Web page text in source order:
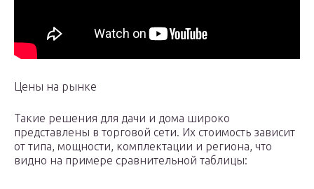
Цены на рынке
Такие решения для дачи и дома широко
представлены в торговой сети. Их стоимость зависит
от типа, мощности, комплектации и региона, что
видно на примере сравнительной таблицы: